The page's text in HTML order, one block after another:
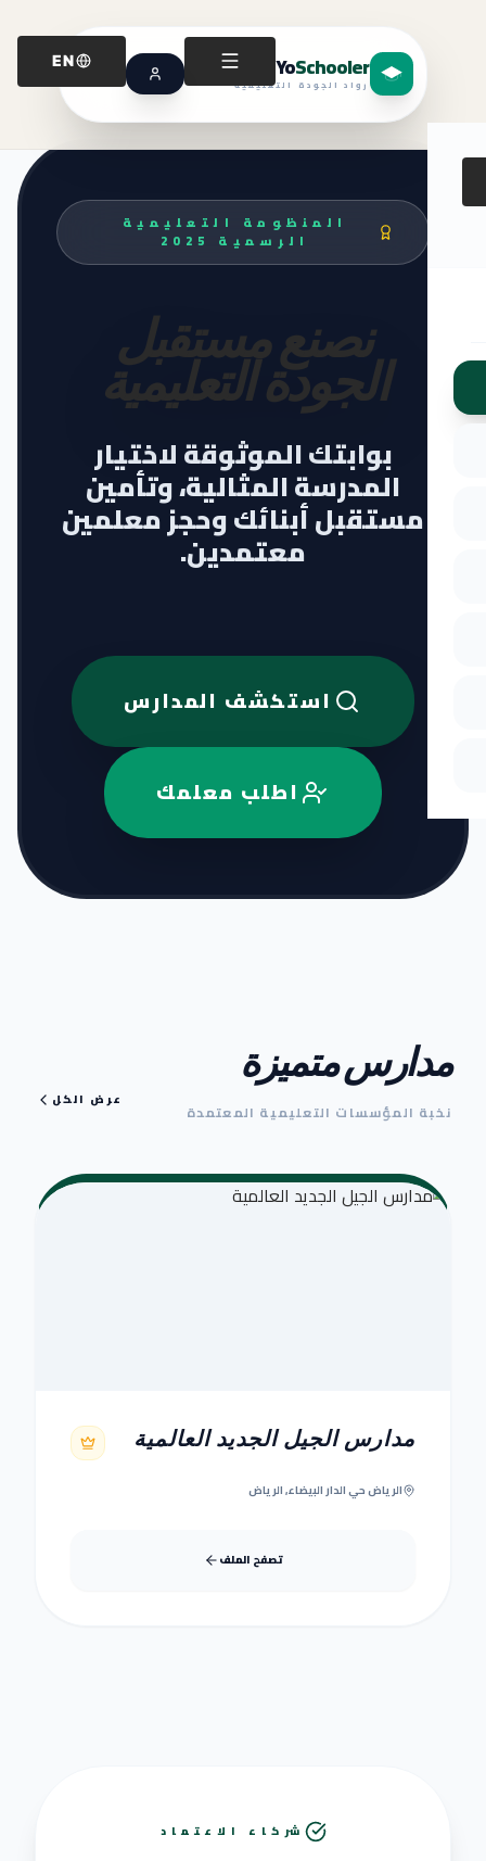
YoSchooler
رواد الجودة التعليمية
EN
المنظومة التعليمية
الرسمية 2025
نصنع مستقبل
الجودة التعليمية
بوابتك الموثوقة لاختيار
المدرسة المثالية، وتأمين
مستقبل أبنائك وحجز معلمين
معتمدين.
استكشف المدارس
اطلب معلمك
مدارس متميزة
نخبة المؤسسات التعليمية المعتمدة
عرض الكل
مدارس الجيل الجديد العالمية
الرياض حي الدار البيضاء, الرياض
تصفح الملف
شركاء الاعتماد